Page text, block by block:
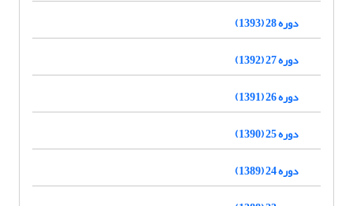
دوره 28 (1393)
دوره 27 (1392)
دوره 26 (1391)
دوره 25 (1390)
دوره 24 (1389)